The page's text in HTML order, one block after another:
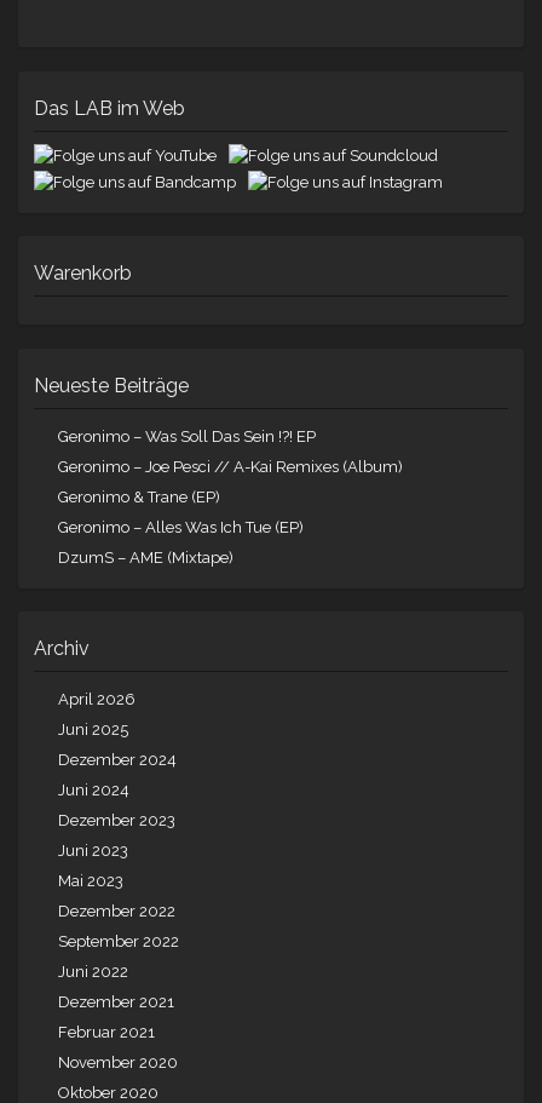
Das LAB im Web
Warenkorb
Neueste Beiträge
Geronimo – Was Soll Das Sein !?! EP
Geronimo – Joe Pesci // A-Kai Remixes (Album)
Geronimo & Trane (EP)
Geronimo – Alles Was Ich Tue (EP)
DzumS – AME (Mixtape)
Archiv
April 2026
Juni 2025
Dezember 2024
Juni 2024
Dezember 2023
Juni 2023
Mai 2023
Dezember 2022
September 2022
Juni 2022
Dezember 2021
Februar 2021
November 2020
Oktober 2020